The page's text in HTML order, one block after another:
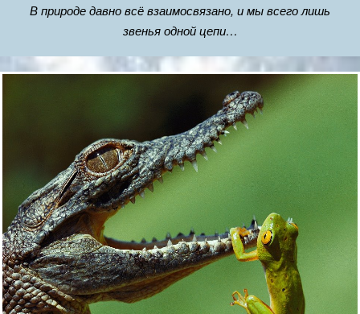
В природе давно всё взаимосвязано, и мы всего лишь
звенья одной цепи…